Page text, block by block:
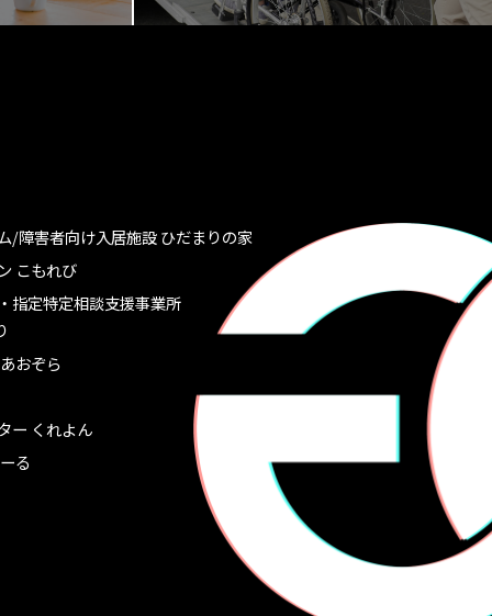
/障害者向け入居施設 ひだまりの家
こもれび
指定特定相談支援事業所
おぞら
ー くれよん
る